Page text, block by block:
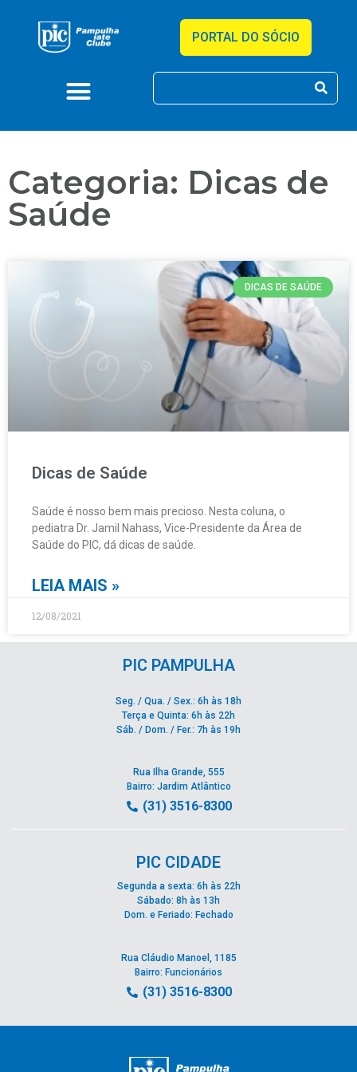
PORTAL DO SÓCIO
Categoria: Dicas de
Saúde
DICAS DE SAÚDE
Dicas de Saúde
Saúde é nosso bem mais precioso. Nesta coluna, o
pediatra Dr. Jamil Nahass, Vice-Presidente da Área de
Saúde do PIC, dá dicas de saúde.
LEIA MAIS »
12/08/2021
PIC PAMPULHA
Seg. / Qua. / Sex.: 6h às 18h
Terça e Quinta: 6h às 22h
Sáb. / Dom. / Fer.: 7h às 19h
Rua Ilha Grande, 555
Bairro: Jardim Atlântico
(31) 3516-8300
PIC CIDADE
Segunda a sexta: 6h às 22h
Sábado: 8h às 13h
Dom. e Feriado: Fechado
Rua Cláudio Manoel, 1185
Bairro: Funcionários
(31) 3516-8300